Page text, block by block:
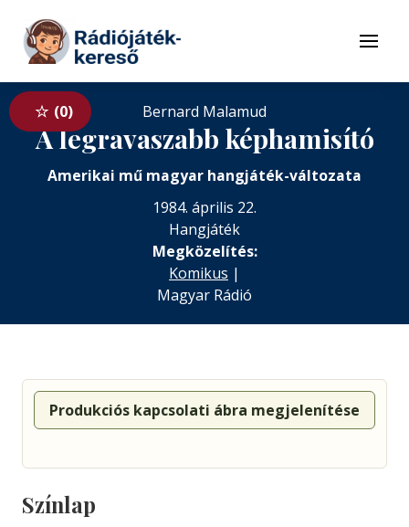
Tovább a tartalomhoz
Menü
0 Bernard Malamud
A legravaszabb képhamisító
Amerikai mű magyar hangjáték-változata
1984. április 22.
Hangjáték
Megközelítés:
Komikus |
Magyar Rádió
Produkciós kapcsolati ábra megjelenítése
Színlap